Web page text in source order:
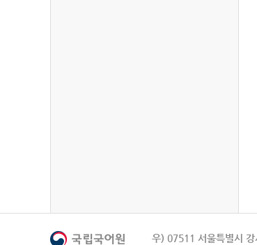
우) 07511 서울특별시